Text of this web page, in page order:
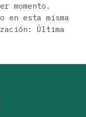
momento.
en esta misma
Última